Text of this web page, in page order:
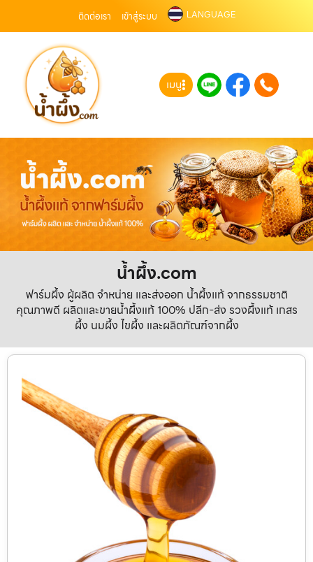
ติดต่อเรา เข้าสู่ระบบ LANGUAGE
เมนู
น้ำผึ้ง.com
ฟาร์มผึ้ง ผู้ผลิต จำหน่าย และส่งออก น้ำผึ้งแท้ จากธรรมชาติ
คุณภาพดี ผลิตและขายน้ำผึ้งแท้ 100% ปลีก-ส่ง รวงผึ้งแท้ เกสร
ผึ้ง นมผึ้ง ไขผึ้ง และผลิตภัณฑ์จากผึ้ง